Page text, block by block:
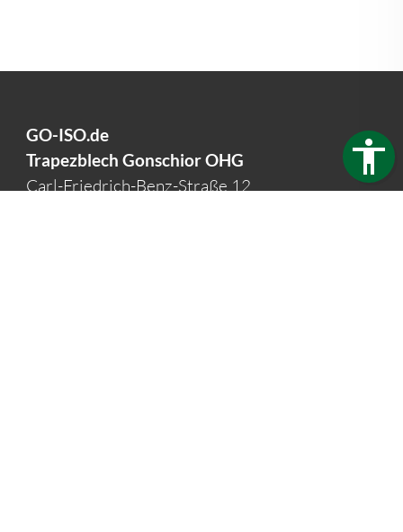
GO-ISO.de
Trapezblech Gonschior OHG
Carl-Friedrich-Benz-Straße 12